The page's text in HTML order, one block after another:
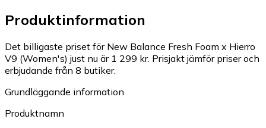
Produktinformation
Det billigaste priset för New Balance Fresh Foam x Hierro
V9 (Women's) just nu är 1 299 kr. Prisjakt jämför priser och
erbjudande från 8 butiker.
Grundläggande information
Produktnamn